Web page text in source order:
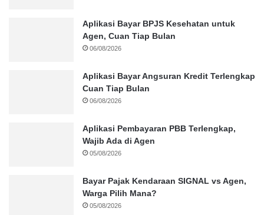
Aplikasi Bayar BPJS Kesehatan untuk
Agen, Cuan Tiap Bulan
06/08/2026
Aplikasi Bayar Angsuran Kredit Terlengkap
Cuan Tiap Bulan
06/08/2026
Aplikasi Pembayaran PBB Terlengkap,
Wajib Ada di Agen
05/08/2026
Bayar Pajak Kendaraan SIGNAL vs Agen,
Warga Pilih Mana?
05/08/2026